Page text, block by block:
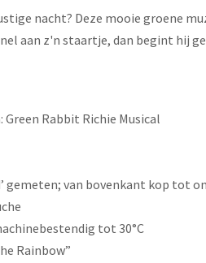
nacht? Deze mooie groene
aan z'n staartje, dan begint hij
Rabbit Richie Musical
gemeten; van bovenkant kop tot
tot 30°C
Rainbow”